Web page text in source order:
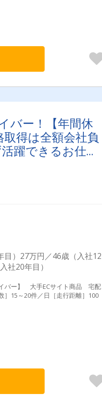
バー！【年間休
得は全額会社負
躍できるお仕事
目）27万円／46歳（入社12
社20年目）
イバー】 大手ECサイト商品 宅配
］15～20件／日［走行距離］100